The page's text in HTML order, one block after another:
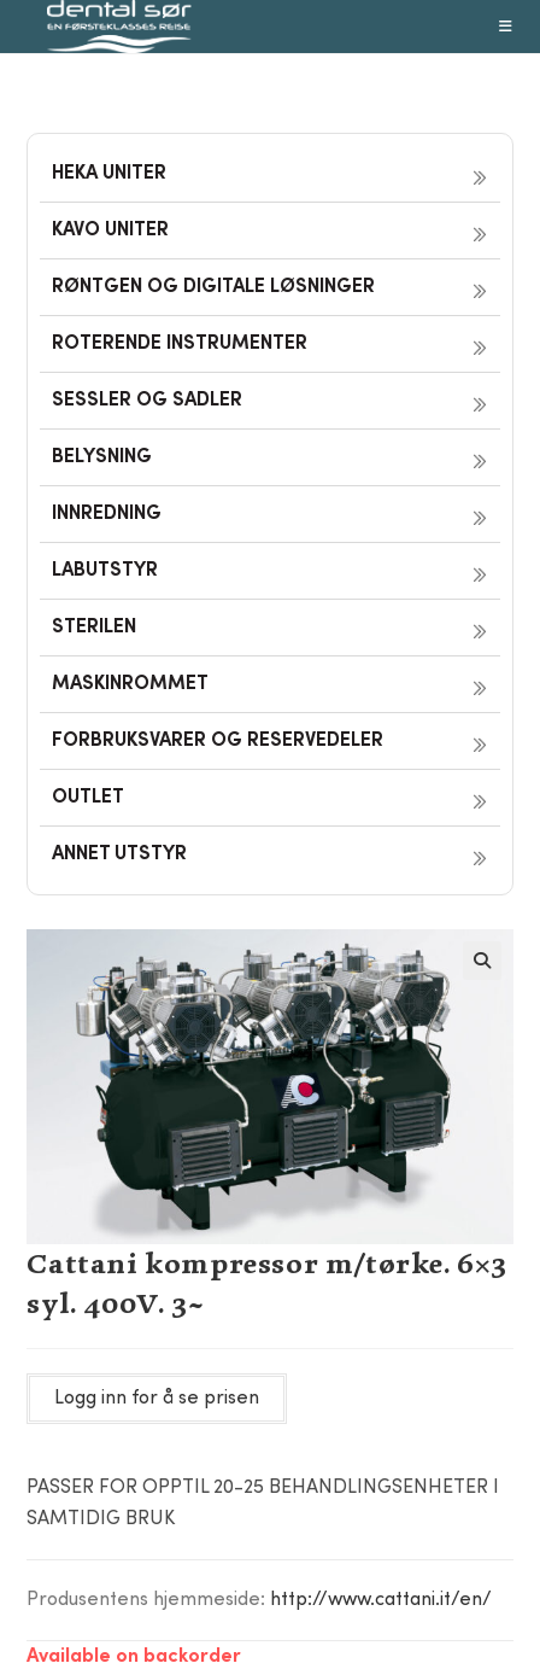
HEKA UNITER
KAVO UNITER
RØNTGEN OG DIGITALE LØSNINGER
ROTERENDE INSTRUMENTER
SESSLER OG SADLER
BELYSNING
INNREDNING
LABUTSTYR
STERILEN
MASKINROMMET
FORBRUKSVARER OG RESERVEDELER
OUTLET
ANNET UTSTYR
Cattani kompressor m/tørke. 6×3
syl. 400V. 3~
Logg inn for å se prisen
PASSER FOR OPPTIL 20-25 BEHANDLINGSENHETER I
SAMTIDIG BRUK
Produsentens hjemmeside: http://www.cattani.it/en/
Available on backorder